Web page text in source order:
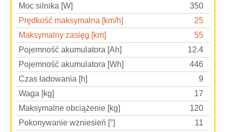
Moc silnika [W]
350
Prędkość maksymalna [km/h]
25
Maksymalny zasięg [km]
55
Pojemność akumulatora [Ah]
12.4
Pojemność akumulatora [Wh]
446
Czas ładowania [h]
9
Waga [kg]
17
Maksymalne obciążenie [kg]
120
Pokonywanie wzniesień [°]
11